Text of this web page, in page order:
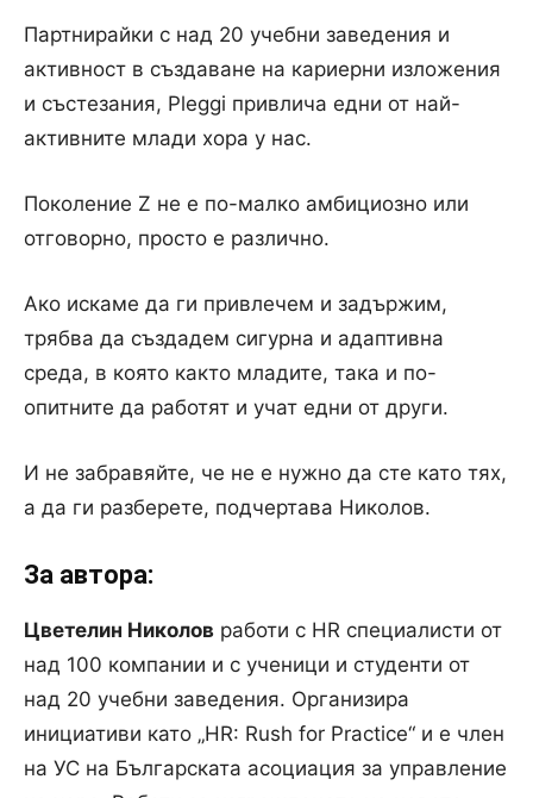
Партнирайки с над 20 учебни заведения и
активност в създаване на кариерни изложения
и състезания, Pleggi привлича едни от най-
активните млади хора у нас.
Поколение Z не е по-малко амбициозно или
отговорно, просто е различно.
Ако искаме да ги привлечем и задържим,
трябва да създадем сигурна и адаптивна
среда, в която както младите, така и по-
опитните да работят и учат едни от други.
И не забравяйте, че не е нужно да сте като тях,
а да ги разберете, подчертава Николов.
За автора:
Цветелин Николов работи с HR специалисти от
над 100 компании и с ученици и студенти от
над 20 учебни заведения. Организира
инициативи като „HR: Rush for Practice“ и е член
на УС на Българската асоциация за управление